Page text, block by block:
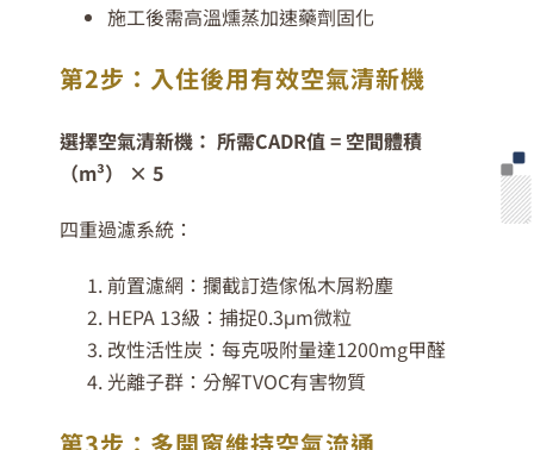
施工後需高溫燻蒸加速藥劑固化
第2步：入住後用有效空氣清新機
選擇空氣清新機： 所需CADR值 = 空間體積
（m³） × 5
四重過濾系統：
前置濾網：攔截訂造傢俬木屑粉塵
HEPA 13級：捕捉0.3μm微粒
改性活性炭：每克吸附量達1200mg甲醛
光離子群：分解TVOC有害物質
第3步：多開窗維持空氣流通